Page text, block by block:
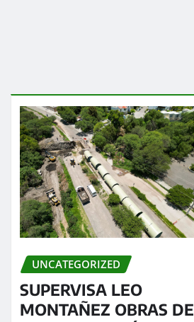
UNCATEGORIZED
SUPERVISA LEO
MONTAÑEZ OBRAS DE